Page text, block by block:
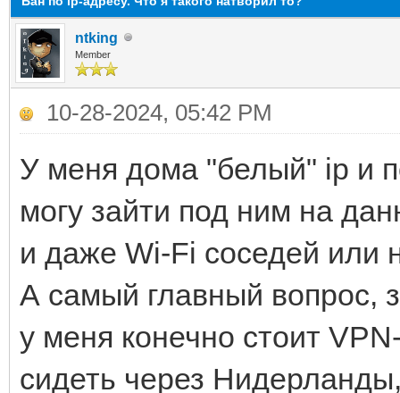
ntking
Member
10-28-2024, 05:42 PM
У меня дома "белый" ip и
могу зайти под ним на
и даже Wi-Fi соседей или
А самый главный вопрос,
у меня конечно стоит
сидеть через